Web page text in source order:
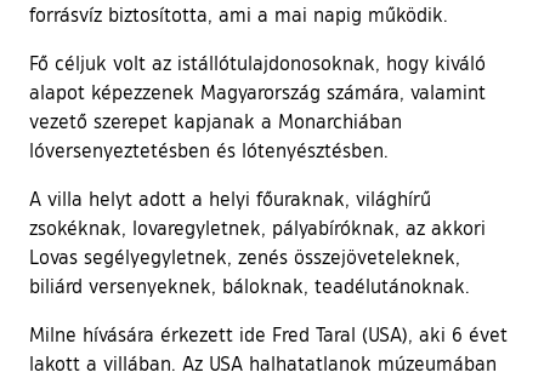
forrásvíz biztosította, ami a mai napig működik.
Fő céljuk volt az istállótulajdonosoknak, hogy kiváló
alapot képezzenek Magyarország számára, valamint
vezető szerepet kapjanak a Monarchiában
lóversenyeztetésben és lótenyésztésben.
A villa helyt adott a helyi főuraknak, világhírű
zsokéknak, lovaregyletnek, pályabíróknak, az akkori
Lovas segélyegyletnek, zenés összejöveteleknek,
biliárd versenyeknek, báloknak, teadélutánoknak.
Milne hívására érkezett ide Fred Taral (USA), aki 6 évet
lakott a villában. Az USA halhatatlanok múzeumában